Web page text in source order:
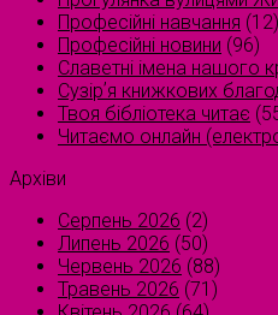
Професійні навчання (12)
Професійні новини (96)
Славетні імена нашого
Сузірʼя книжкових
Твоя бібліотека читає
Читаємо онлайн
Архіви
Серпень 2026 (2)
Липень 2026 (50)
Червень 2026 (88)
Травень 2026 (71)